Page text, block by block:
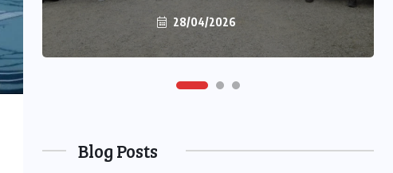
28/04/2026
04/03/2026
Blog Posts